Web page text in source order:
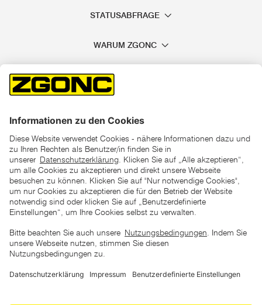
STATUSABFRAGE
WARUM ZGONC
*der "statt"-Preis ist der niedrigste von uns in den letzten 30
Tagen vor Beginn dieser Aktion verlangte Preis
unter den UVP Preisen auf dieser Website sind die
zu verstehen
Copyright © 2026 ZGONC. Alle Rechte vorbehalten.